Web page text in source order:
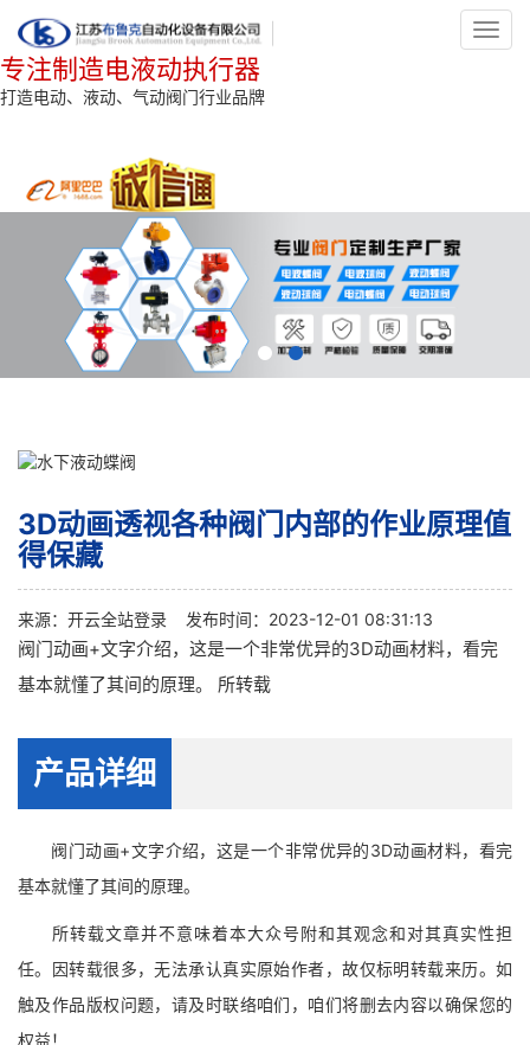
专注制造电液动执行器
打造电动、液动、气动阀门行业品牌
3D动画透视各种阀门内部的作业原理值
得保藏
来源： 开云全站登录 发布时间：2023-12-01 08:31:13
阀门动画+文字介绍，这是一个非常优异的3D动画材料，看完
基本就懂了其间的原理。 所转载
产品详细
阀门动画+文字介绍，这是一个非常优异的3D动画材料，看完
基本就懂了其间的原理。
所转载文章并不意味着本大众号附和其观念和对其真实性担
任。因转载很多，无法承认真实原始作者，故仅标明转载来历。如
触及作品版权问题，请及时联络咱们，咱们将删去内容以确保您的
权益！